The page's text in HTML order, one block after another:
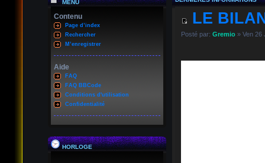
MENU
Contenu
Page d’index
Rechercher
M’enregistrer
Aide
FAQ
FAQ BBCode
Conditions d'utilisation
Confidentialité
HORLOGE
LE
Posté par: Gremio» Ven 26